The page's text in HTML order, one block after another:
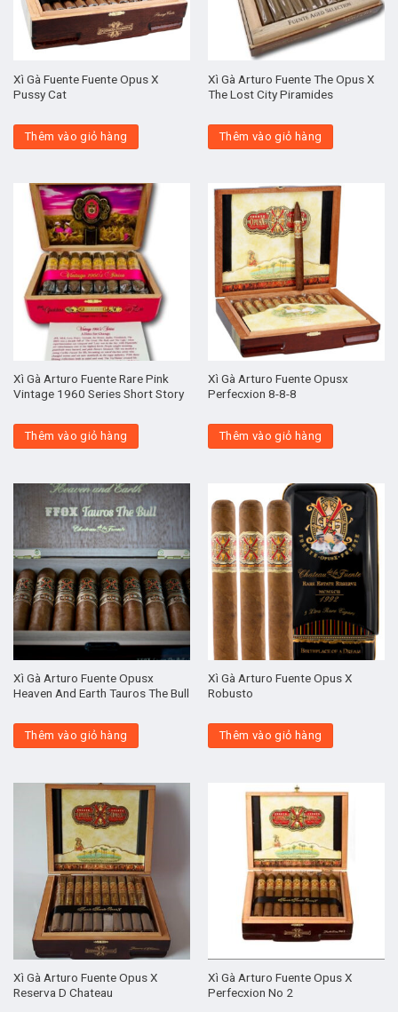
Xì Gà Fuente Fuente Opus X
Pussy Cat
Thêm vào giỏ hàng
Xì Gà Arturo Fuente The Opus X
The Lost City Piramides
Thêm vào giỏ hàng
Xì Gà Arturo Fuente Rare Pink
Vintage 1960 Series Short Story
Thêm vào giỏ hàng
Xì Gà Arturo Fuente Opusx
Perfecxion 8-8-8
Thêm vào giỏ hàng
Xì Gà Arturo Fuente Opusx
Heaven And Earth Tauros The Bull
Thêm vào giỏ hàng
Xì Gà Arturo Fuente Opus X
Robusto
Thêm vào giỏ hàng
Xì Gà Arturo Fuente Opus X
Reserva D Chateau
Xì Gà Arturo Fuente Opus X
Perfecxion No 2